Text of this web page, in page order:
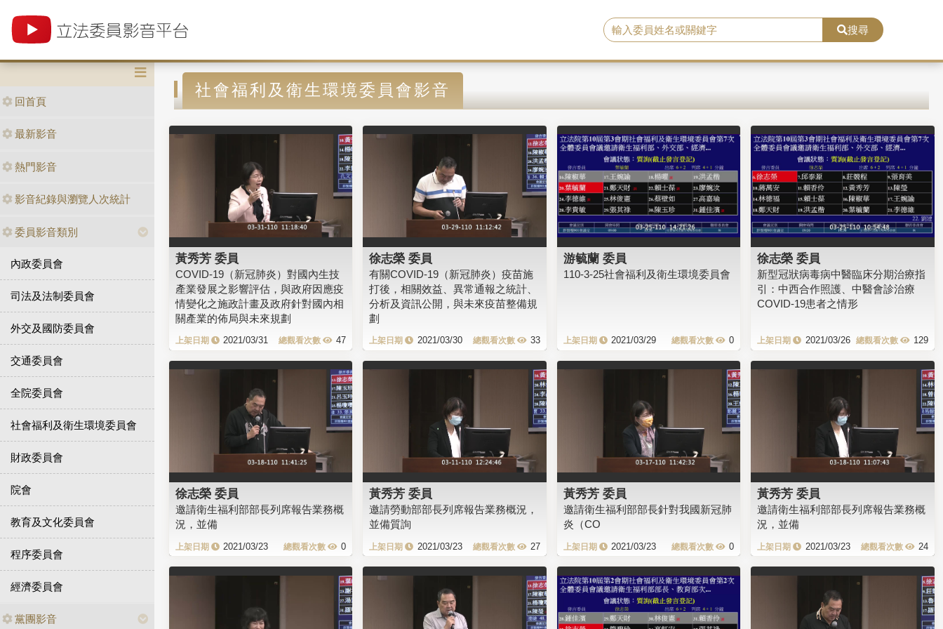
搜尋
回首頁
最新影音
熱門影音
影音紀錄與瀏覽人次統計
委員影音類別
內政委員會
司法及法制委員會
外交及國防委員會
交通委員會
全院委員會
社會福利及衛生環境委員會
財政委員會
院會
教育及文化委員會
程序委員會
經濟委員會
黨團影音
社會福利及衛生環境委員會影音
黃秀芳 委員
COVID-19（新冠肺炎）對國內生技
產業發展之影響評估，與政府因應疫
情變化之施政計畫及政府針對國內相
關產業的佈局與未來規劃
2021/03/31 47
徐志榮 委員
有關COVID-19（新冠肺炎）疫苗施
打後，相關效益、異常通報之統計、
分析及資訊公開，與未來疫苗整備規
劃
2021/03/30 33
游毓蘭 委員
110-3-25社會福利及衛生環境委員會
2021/03/29 0
徐志榮 委員
新型冠狀病毒病中醫臨床分期治療指
引：中西合作照護、中醫會診治療
COVID-19患者之情形
2021/03/26 129
徐志榮 委員
邀請衛生福利部部長列席報告業務概
況，並備
2021/03/23 0
黃秀芳 委員
邀請勞動部部長列席報告業務概況，
並備質詢
2021/03/23 27
黃秀芳 委員
邀請衛生福利部部長針對我國新冠肺
炎（CO
2021/03/23 0
黃秀芳 委員
邀請衛生福利部部長列席報告業務概
況，並備
2021/03/23 24